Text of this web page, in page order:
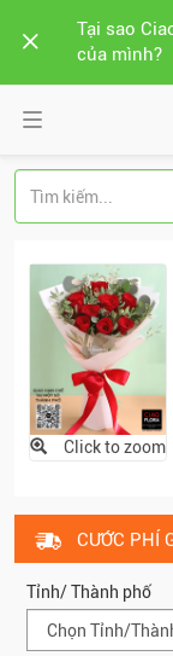
Tại sao
của mình?
Click to zoom
CƯỚC PHÍ
Tỉnh/ Thành phố